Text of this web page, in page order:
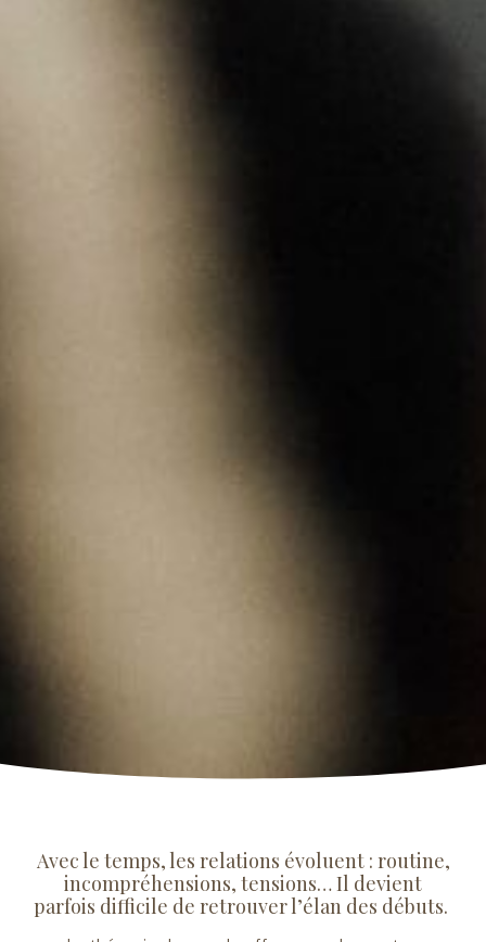
Avec le temps, les relations évoluent : routine,
incompréhensions, tensions… Il devient
parfois difficile de retrouver l’élan des débuts.